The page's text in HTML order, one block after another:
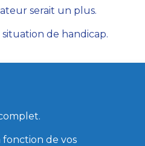
serait un plus.
de handicap.
fonction de vos